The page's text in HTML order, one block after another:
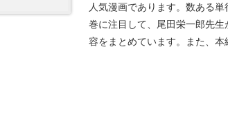
人気漫画であります。数ある
巻に注目して、尾田栄一郎先
容をまとめています。また、